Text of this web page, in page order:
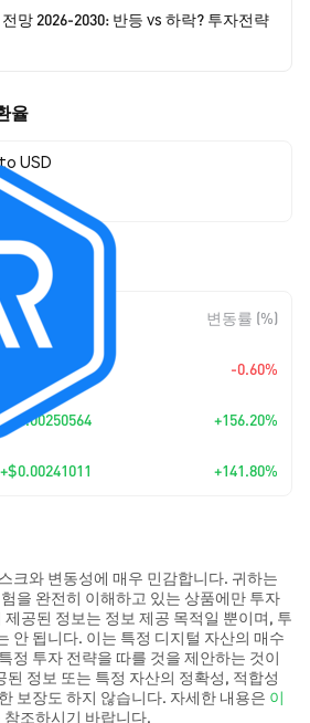
망 2026-2030: 반등 vs 하락? 투자전략
율
USD
움직임
변동 폭 변동률 (%)
$-0.00002481 -0.60%
+$0.00250564 +156.20%
+$0.00241011 +141.80%
크와 변동성에 매우 민감합니다. 귀하는
을 완전히 이해하고 있는 상품에만 투자
공된 정보는 정보 제공 목적일 뿐이며, 투
안 됩니다. 이는 특정 디지털 자산의 매수
정 투자 전략을 따를 것을 제안하는 것이
된 정보 또는 특정 자산의 정확성, 적합성
보장도 하지 않습니다. 자세한 내용은 이
참조하시기 바랍니다.